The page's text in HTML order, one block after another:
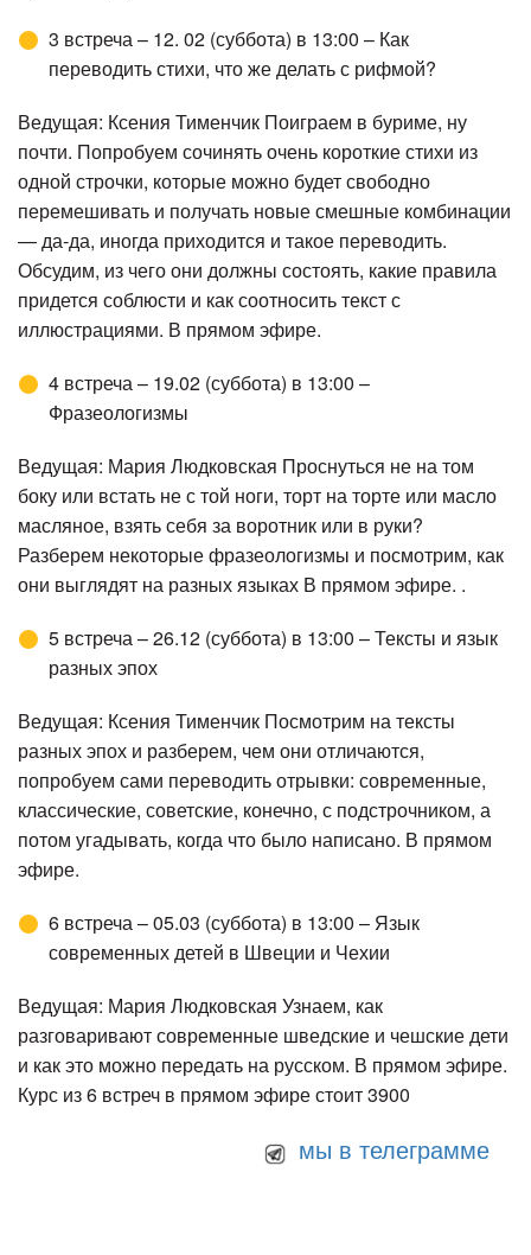
3 встреча – 12. 02 (суббота) в 13:00 – Как
переводить стихи, что же делать с рифмой?
Ведущая: Ксения Тименчик Поиграем в буриме, ну
почти. Попробуем сочинять очень короткие стихи из
одной строчки, которые можно будет свободно
перемешивать и получать новые смешные комбинации
— да-да, иногда приходится и такое переводить.
Обсудим, из чего они должны состоять, какие правила
придется соблюсти и как соотносить текст с
иллюстрациями. В прямом эфире.
4 встреча – 19.02 (суббота) в 13:00 –
Фразеологизмы
Ведущая: Мария Людковская Проснуться не на том
боку или встать не с той ноги, торт на торте или масло
масляное, взять себя за воротник или в руки?
Разберем некоторые фразеологизмы и посмотрим, как
они выглядят на разных языках В прямом эфире. .
5 встреча – 26.12 (суббота) в 13:00 – Тексты и язык
разных эпох
Ведущая: Ксения Тименчик Посмотрим на тексты
разных эпох и разберем, чем они отличаются,
попробуем сами переводить отрывки: современные,
классические, советские, конечно, с подстрочником, а
потом угадывать, когда что было написано. В прямом
эфире.
6 встреча – 05.03 (суббота) в 13:00 – Язык
современных детей в Швеции и Чехии
Ведущая: Мария Людковская Узнаем, как
разговаривают современные шведские и чешские дети
и как это можно передать на русском. В прямом эфире.
Курс из 6 встреч в прямом эфире стоит 3900
мы в телеграмме